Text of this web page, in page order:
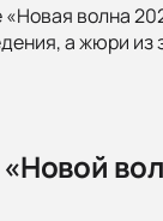
волна
а жюри